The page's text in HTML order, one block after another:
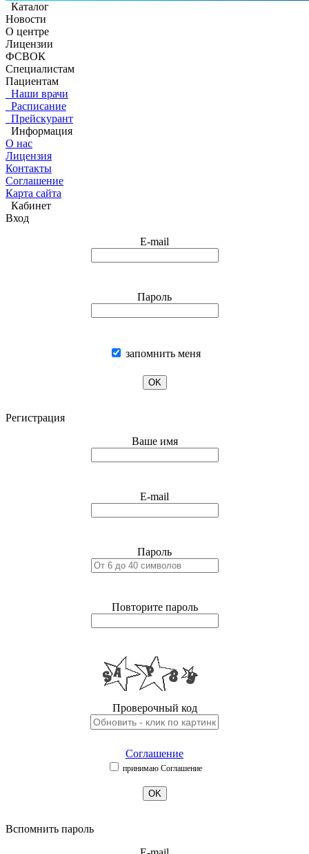
Каталог
Новости
О центре
Лицензии
ФСВОК
Специалистам
Пациентам
Наши врачи
Расписание
Прейскурант
Информация
О нас
Лицензия
Контакты
Соглашение
Карта сайта
Кабинет
Вход
E-mail
Пароль
запомнить меня
OK
Регистрация
Ваше имя
E-mail
Пароль
Повторите пароль
Проверочный код
Соглашение
принимаю Соглашение
OK
Вспомнить пароль